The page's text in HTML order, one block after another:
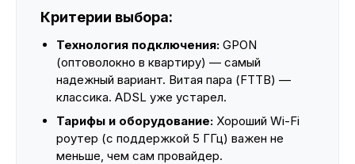
Критерии выбора:
Технология подключения: GPON
(оптоволокно в квартиру) — самый
надежный вариант. Витая пара (FTTB) —
классика. ADSL уже устарел.
Тарифы и оборудование: Хороший Wi-Fi
роутер (с поддержкой 5 ГГц) важен не
меньше, чем сам провайдер.